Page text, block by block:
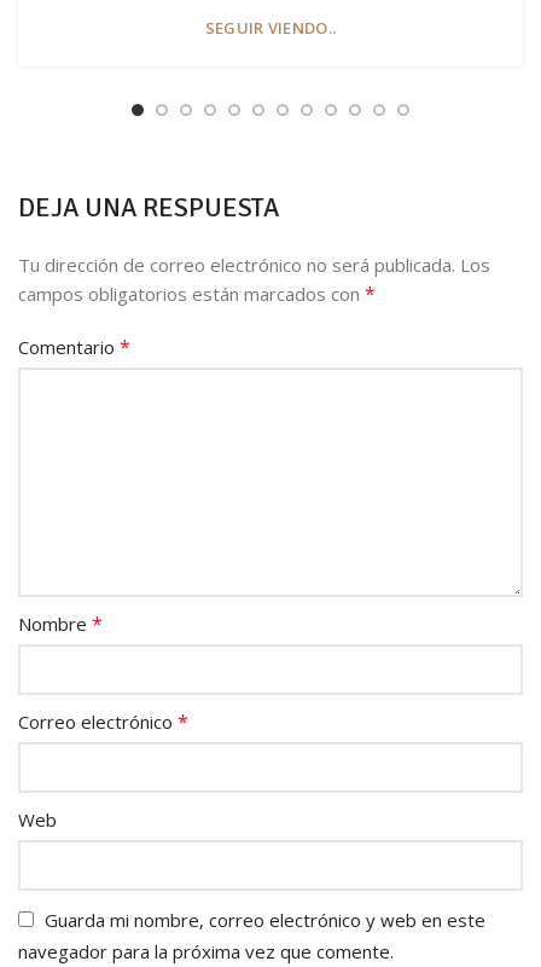
SEGUIR VIENDO..
DEJA UNA RESPUESTA
Tu dirección de correo electrónico no será publicada. Los
campos obligatorios están marcados con *
Comentario *
Nombre *
Correo electrónico *
Web
Guarda mi nombre, correo electrónico y web en este
navegador para la próxima vez que comente.